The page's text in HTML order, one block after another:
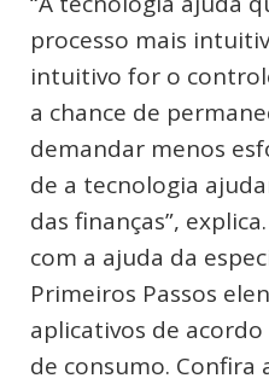
processo mais
intuitivo for o
a chance de
demandar menos
de a tecnologia
das finanças”,
com a ajuda da
Primeiros Passos
aplicativos de
de consumo. Confira